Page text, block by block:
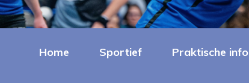
Home Sportief Praktische info